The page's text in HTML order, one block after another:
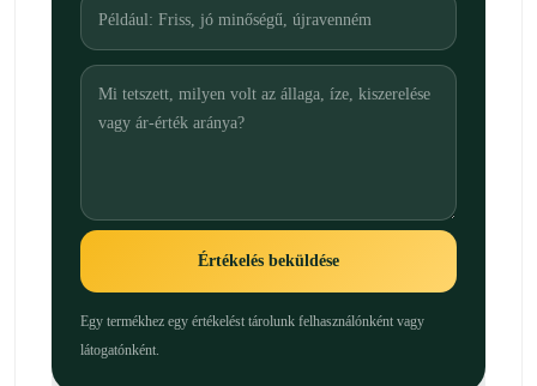
Értékelés beküldése
Egy termékhez egy értékelést tárolunk felhasználónként vagy
látogatónként.